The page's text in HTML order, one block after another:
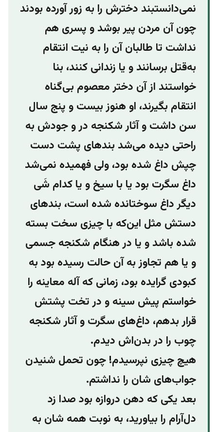
نمی‌دانستبند دخترش را به زور آورده بودند
چون آن مردن پیر بوشد و پسری هم
نداشت تا طالبان آن را به نیت انتقام
به‌قتل برسانند و یا زندانی کنند، بنا
خواستند از آن دختر معصوم بی‌گناه
انتقام بگیرند، او هنوز بیست و پنج سال
سن داشت و آثار شکنجه در و جودش به
راحتی دیده می‌شد بندهای پشت دست
چپش داغ شده بود، ولی فهمیده نمی‌شد
داغ سگرت بود یا با سیخ و یا کدام شَی
دیگر داغ سوختانده شده است، بندهای
دستش مثل این‌که با چیزی سخت بسته
شده باشد و یا در هنگام شکنجه جسمی
و یا هم تجاوز به آن حالت رسیده بود به
کبودی گرایده بود، زمانی که آله معاینه را
خواستم پیش سینه و در تخت پشتش
قرار بدهم، داغ‌های سگرت و آثار شکنجه
چوب را در بدن‌اش دیدم.
هیچ چیزی نپرسیدم! چون تحمل شنیدن
جواب‌های شان را نداشتم.
بعد یکی که دهن دروازه بود صدا زد
دل‌آرام را بیاورید، به نوبت همه شان به